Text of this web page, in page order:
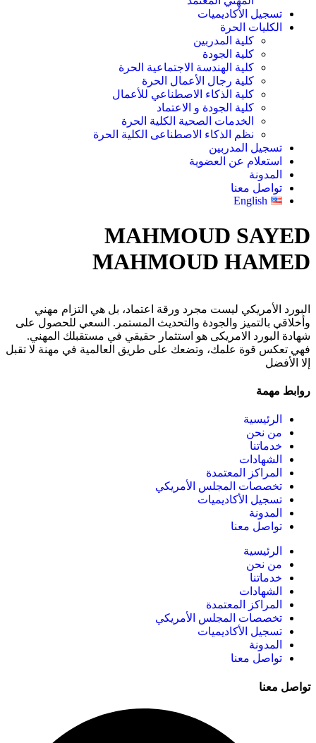
تسجيل الأكاديميات
الكليات الحرة
كلية المدربين
كلية الجودة
كلية الهندسة الاجتماعية الحرة
كلية رجال الأعمال الحرة
كلية الذكاء الاصطناعي للأعمال
كلية الجودة و الاعتماد
الخدمات الصحية الكلية الحرة
نظم الذكاء الاصطناعى الكلية الحرة
تسجيل المدربين
استعلام عن العضوية
المدونة
تواصل معنا
English
MAHMOUD SAYED
MAHMOUD HAMED
البورد الأمريكي ليست مجرد ورقة اعتماد، بل هي التزام مهني
وأخلاقي بالتميز والجودة والتحديث المستمر. السعي للحصول على
شهادة البورد الامريكى هو استثمار حقيقي في مستقبلك المهني.
فهي تعكس قوة علمك، وتضعك على طريق العالمية في مهنة لا تقبل
إلا الأفضل
روابط مهمة
الرئيسية
من نحن
خدماتنا
الشهادات
المراكز المعتمدة
تخصصات المجلس الأمريكي
تسجيل الأكاديميات
المدونة
تواصل معنا
الرئيسية
من نحن
خدماتنا
الشهادات
المراكز المعتمدة
تخصصات المجلس الأمريكي
تسجيل الأكاديميات
المدونة
تواصل معنا
تواصل معنا